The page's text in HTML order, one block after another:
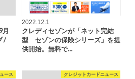
/
2022.12.1
クレディセゾンが「ネット完結
型 セゾンの保険シリーズ」を提
供開始。無料で…
ース クレジットカードニュース